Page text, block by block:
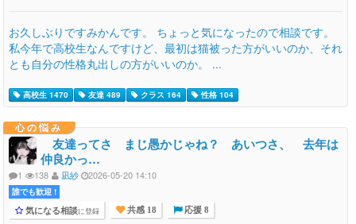
お久しぶりですみかんです。 ちょっと気になったので相談です。
私今年で高校生なんですけど、最初は猫被った方がいいのか、それ
とも自分の性格丸出しの方がいいのか。 ...
高校生 1470 友達 489 クラス 164 性格 104
心の悩み
友達ってさ まじ愚かじゃね？ あいつさ、 去年は
仲良かっ…
1 138 凪紗 2026-05-20 14:10
誰でも歓迎 !
気になる相談に登録 共感 18 応援 8